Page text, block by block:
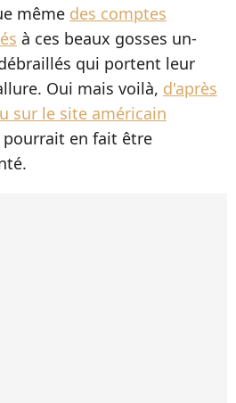
même des comptes
à ces beaux gosses un-
qui portent leur
Oui mais voilà, d'après
sur le site américain
pourrait en fait être